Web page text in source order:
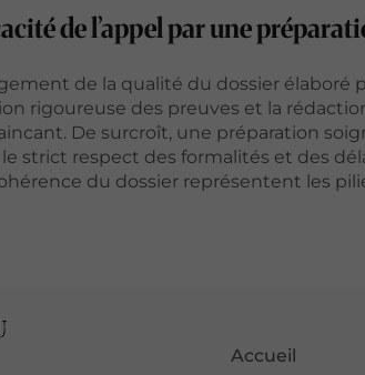
de l’appel par une
de la qualité du dossier élaboré
rigoureuse des preuves et la
De surcroît, une préparation
strict respect des formalités et des
du dossier représentent les
Accueil